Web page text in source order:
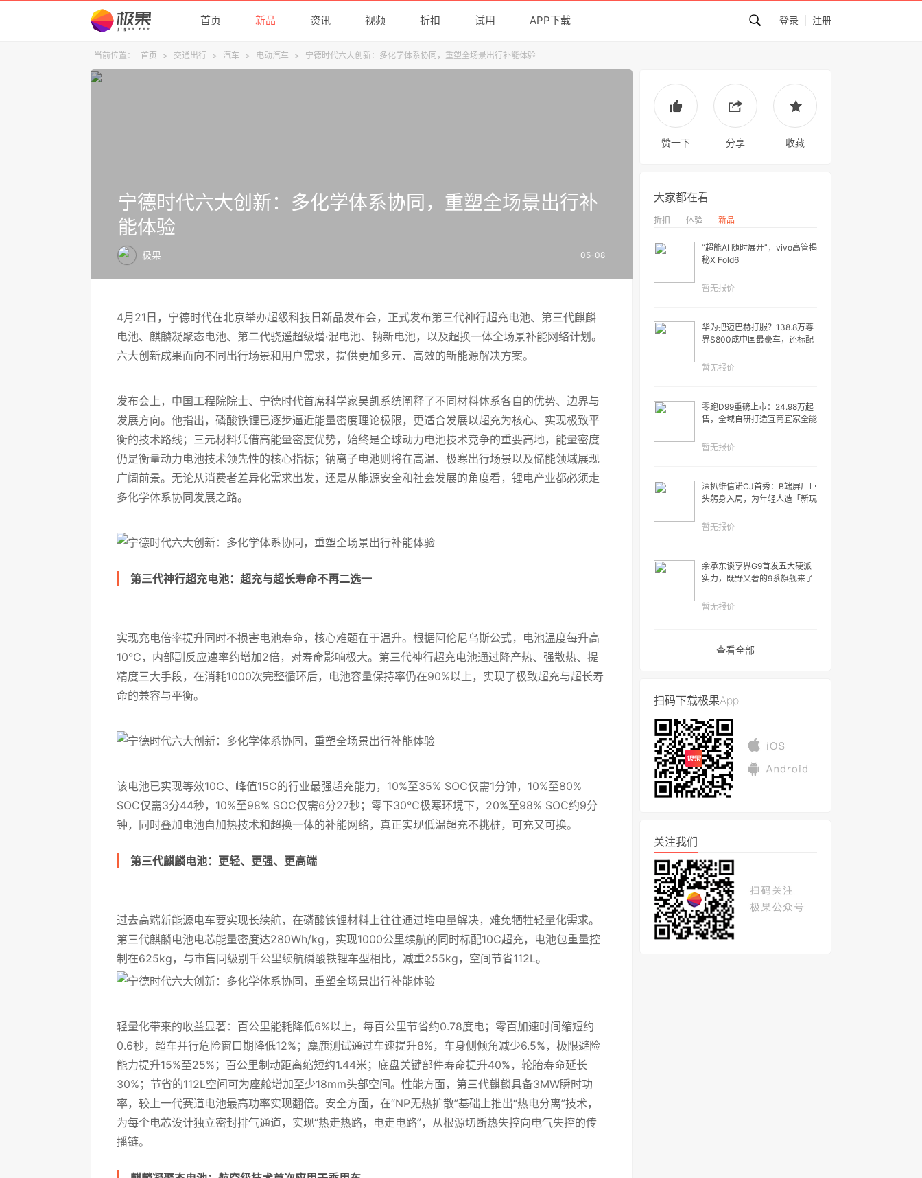
首页 新品 资讯 视频 折扣 试用 APP下载 登录 注册
当前位置： 首页 > 交通出行 > 汽车 > 电动汽车 > 宁德时代六大创新：多化学体系协同，重塑全场景出行补能体验
宁德时代六大创新：多化学体系协同，重塑全场景出行补
能体验
极果 05-08
4月21日，宁德时代在北京举办超级科技日新品发布会，正式发布第三代神行超充电池、第三代麒麟
电池、麒麟凝聚态电池、第二代骁遥超级增·混电池、钠新电池，以及超换一体全场景补能网络计划。
六大创新成果面向不同出行场景和用户需求，提供更加多元、高效的新能源解决方案。
发布会上，中国工程院院士、宁德时代首席科学家吴凯系统阐释了不同材料体系各自的优势、边界与
发展方向。他指出，磷酸铁锂已逐步逼近能量密度理论极限，更适合发展以超充为核心、实现极致平
衡的技术路线；三元材料凭借高能量密度优势，始终是全球动力电池技术竞争的重要高地，能量密度
仍是衡量动力电池技术领先性的核心指标；钠离子电池则将在高温、极寒出行场景以及储能领域展现
广阔前景。无论从消费者差异化需求出发，还是从能源安全和社会发展的角度看，锂电产业都必须走
多化学体系协同发展之路。
第三代神行超充电池：超充与超长寿命不再二选一
实现充电倍率提升同时不损害电池寿命，核心难题在于温升。根据阿伦尼乌斯公式，电池温度每升高
10℃，内部副反应速率约增加2倍，对寿命影响极大。第三代神行超充电池通过降产热、强散热、提
精度三大手段，在消耗1000次完整循环后，电池容量保持率仍在90%以上，实现了极致超充与超长寿
命的兼容与平衡。
该电池已实现等效10C、峰值15C的行业最强超充能力，10%至35% SOC仅需1分钟，10%至80%
SOC仅需3分44秒，10%至98% SOC仅需6分27秒；零下30℃极寒环境下，20%至98% SOC约9分
钟，同时叠加电池自加热技术和超换一体的补能网络，真正实现低温超充不挑桩，可充又可换。
第三代麒麟电池：更轻、更强、更高端
过去高端新能源电车要实现长续航，在磷酸铁锂材料上往往通过堆电量解决，难免牺牲轻量化需求。
第三代麒麟电池电芯能量密度达280Wh/kg，实现1000公里续航的同时标配10C超充，电池包重量控
制在625kg，与市售同级别千公里续航磷酸铁锂车型相比，减重255kg，空间节省112L。
轻量化带来的收益显著：百公里能耗降低6%以上，每百公里节省约0.78度电；零百加速时间缩短约
0.6秒，超车并行危险窗口期降低12%；麋鹿测试通过车速提升8%，车身侧倾角减少6.5%，极限避险
能力提升15%至25%；百公里制动距离缩短约1.44米；底盘关键部件寿命提升40%，轮胎寿命延长
30%；节省的112L空间可为座舱增加至少18mm头部空间。性能方面，第三代麒麟具备3MW瞬时功
率，较上一代赛道电池最高功率实现翻倍。安全方面，在“NP无热扩散”基础上推出“热电分离”技术，
为每个电芯设计独立密封排气通道，实现“热走热路，电走电路”，从根源切断热失控向电气失控的传
播链。
赞一下 分享 收藏
大家都在看
折扣 体验 新品
“超能AI 随时展开”，vivo高管揭
秘X Fold6
暂无报价
华为把迈巴赫打服？138.8万尊
界S800成中国最豪车，还标配
暂无报价
零跑D99重磅上市：24.98万起
售，全域自研打造宜商宜家全能
暂无报价
深扒维信诺CJ首秀：B端屏厂巨
头躬身入局，为年轻人造「新玩
暂无报价
余承东谈享界G9首发五大硬派
实力，既野又奢的9系旗舰来了
暂无报价
查看全部
扫码下载极果App
关注我们